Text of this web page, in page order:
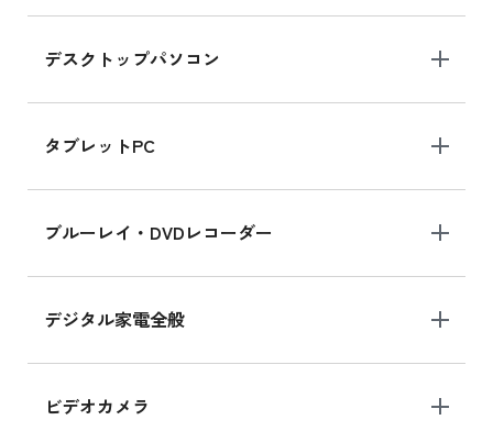
デスクトップパソコン
タブレットPC
ブルーレイ・DVDレコーダー
デジタル家電全般
ビデオカメラ
iPad mini シリーズ 2024
iPad mini 8.3インチ の新品買取価格
iPhone 16 シリーズ
iPhone 16 の新品買取価格
iPad Air 11インチ シリーズ
iPad Air 11インチ の新品買取価格